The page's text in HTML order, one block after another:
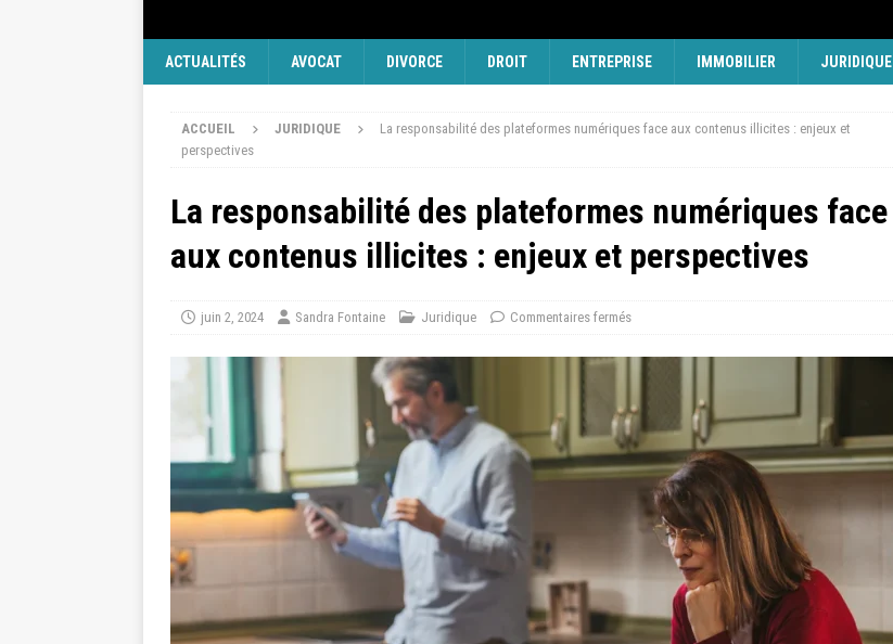
ACTUALITÉS AVOCAT DIVORCE DROIT ENTREPRISE IMMOBILIER JURIDIQUE
ACCUEIL JURIDIQUE
La responsabilité des plateformes numériques face aux contenus illicites : enjeux et
perspectives
La responsabilité des plateformes numériques face
aux contenus illicites : enjeux et perspectives
juin 2, 2024 Sandra Fontaine Juridique Commentaires fermés